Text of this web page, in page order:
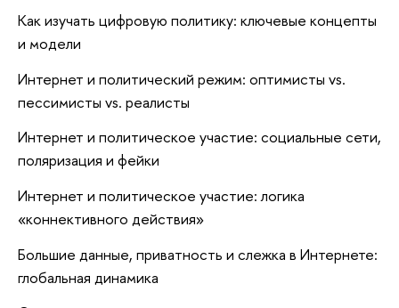
Как изучать цифровую политику: ключевые концепты
и модели
Интернет и политический режим: оптимисты vs.
пессимисты vs. реалисты
Интернет и политическое участие: социальные сети,
поляризация и фейки
Интернет и политическое участие: логика
«коннективного действия»
Большие данные, приватность и слежка в Интернете:
глобальная динамика